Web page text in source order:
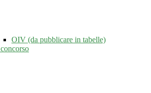
OIV (da pubblicare in tabelle)